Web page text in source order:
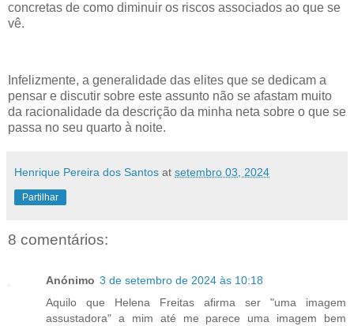
concretas de como diminuir os riscos associados ao que se
vê.
Infelizmente, a generalidade das elites que se dedicam a
pensar e discutir sobre este assunto não se afastam muito
da racionalidade da descrição da minha neta sobre o que se
passa no seu quarto à noite.
Henrique Pereira dos Santos at setembro 03, 2024
Partilhar
8 comentários:
Anónimo 3 de setembro de 2024 às 10:18
Aquilo que Helena Freitas afirma ser "uma imagem
assustadora" a mim até me parece uma imagem bem